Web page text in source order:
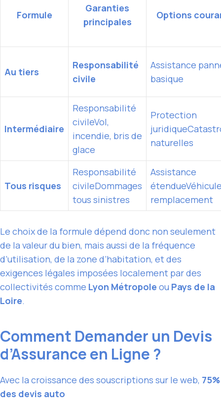
Formule
Garanties
principales
Options
Au tiers
Responsabilité
civile
Assistance
basique
Intermédiaire
Responsabilité
civileVol,
incendie, bris de
glace
Protection
naturelles
Tous risques
Responsabilité
civileDommages
tous sinistres
Assistance
remplacement
Le choix de la formule dépend donc non seulement
de la valeur du bien, mais aussi de la fréquence
d’utilisation, de la zone d’habitation, et des
exigences légales imposées localement par des
collectivités comme Lyon Métropole ou Pays de la
Loire.
Comment Demander un Devis
d’Assurance en Ligne ?
Avec la croissance des souscriptions sur le web, 75%
des devis auto